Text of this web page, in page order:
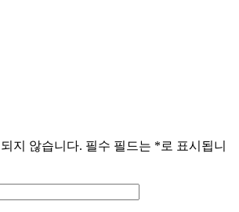
지 않습니다. 필수 필드는 *로 표시됩니